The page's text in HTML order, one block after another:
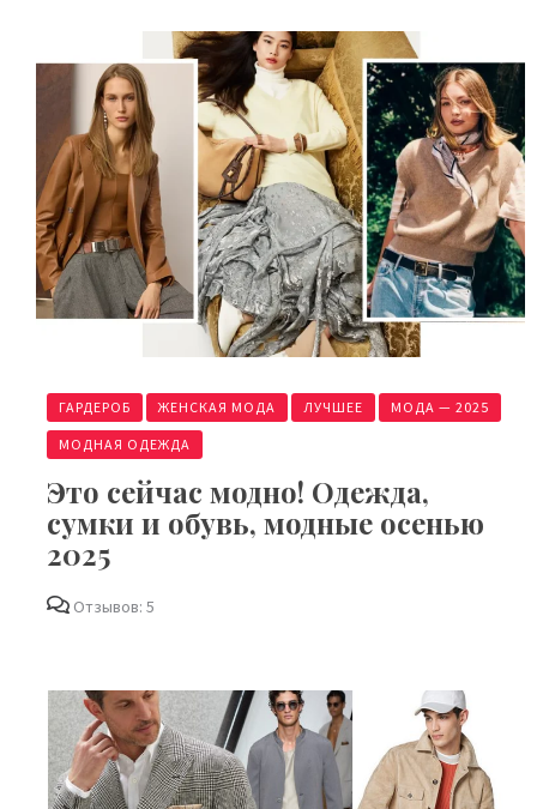
ГАРДЕРОБ ЖЕНСКАЯ МОДА ЛУЧШЕЕ МОДА — 2025
МОДНАЯ ОДЕЖДА
Это сейчас модно! Одежда,
сумки и обувь, модные осенью
2025
Отзывов: 5